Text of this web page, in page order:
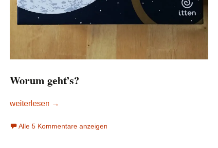
Worum geht’s?
Saturn ist nicht der einzige Himmelskörper mit Ringen
weiterlesen →
Alle 5 Kommentare anzeigen